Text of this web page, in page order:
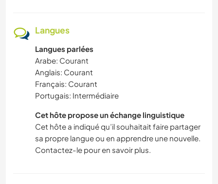
Langues
Langues parlées
Arabe: Courant
Anglais: Courant
Français: Courant
Portugais: Intermédiaire
Cet hôte propose un échange linguistique
Cet hôte a indiqué qu’il souhaitait faire partager
sa propre langue ou en apprendre une nouvelle.
Contactez-le pour en savoir plus.